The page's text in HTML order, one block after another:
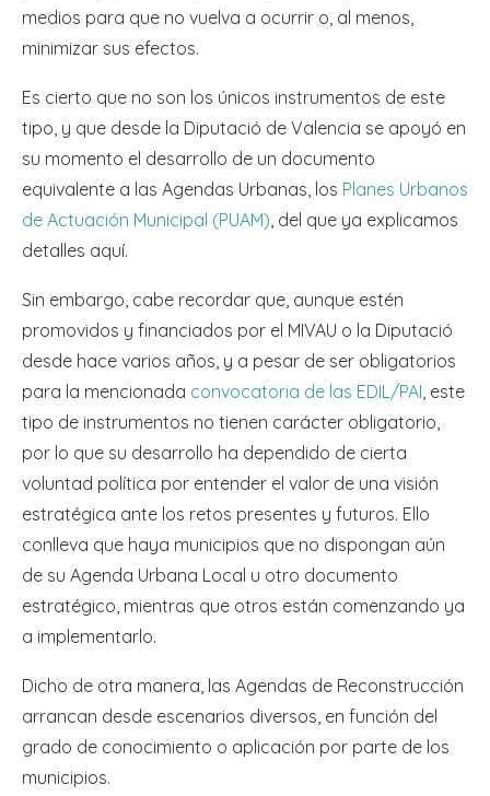
medios para que no vuelva a ocurrir o, al menos,
minimizar sus efectos.
Es cierto que no son los únicos instrumentos de este
tipo, y que desde la Diputació de Valencia se apoyó en
su momento el desarrollo de un documento
equivalente a las Agendas Urbanas, los Planes Urbanos
de Actuación Municipal (PUAM), del que ya explicamos
detalles aquí.
Sin embargo, cabe recordar que, aunque estén
promovidos y financiados por el MIVAU o la Diputació
desde hace varios años, y a pesar de ser obligatorios
para la mencionada convocatoria de las EDIL/PAI, este
tipo de instrumentos no tienen carácter obligatorio,
por lo que su desarrollo ha dependido de cierta
voluntad política por entender el valor de una visión
estratégica ante los retos presentes y futuros. Ello
conlleva que haya municipios que no dispongan aún
de su Agenda Urbana Local u otro documento
estratégico, mientras que otros están comenzando ya
a implementarlo.
Dicho de otra manera, las Agendas de Reconstrucción
arrancan desde escenarios diversos, en función del
grado de conocimiento o aplicación por parte de los
municipios.